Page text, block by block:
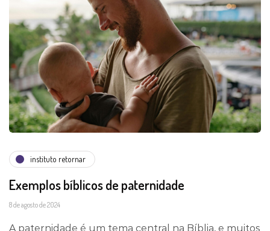
instituto retornar
Exemplos bíblicos de paternidade
8 de agosto de 2024
A paternidade é um tema central na Bíblia, e muitos